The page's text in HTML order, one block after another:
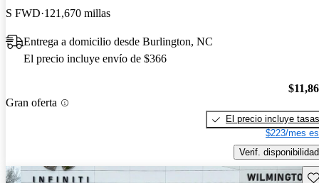
S FWD 121,670 millas
Entrega a domicilio desde Burlington, NC
El precio incluye envío de $366
Gran oferta
El precio incluye tasas
$223/mes
Verif. disponibilidad